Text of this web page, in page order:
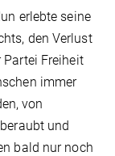
erlebte seine
den Verlust
Partei Freiheit
immer
von
und
bald nur noch